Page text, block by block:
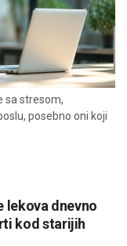
sa stresom,
posebno oni koji
lekova dnevno
kod starijih